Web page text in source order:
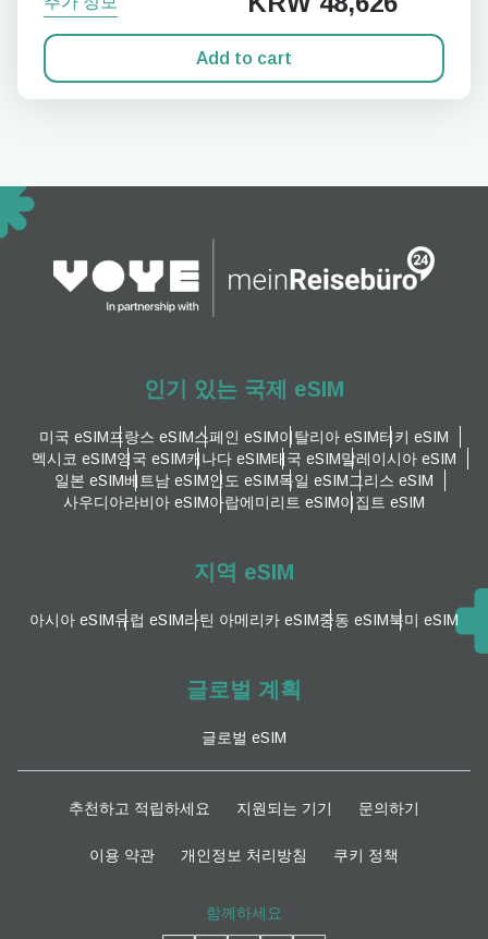
Add to cart
인기 있는 국제 eSIM
미국 eSIM프랑스 eSIM스페인 eSIM이탈리아 eSIM터키 eSIM
멕시코 eSIM영국 eSIM캐나다 eSIM태국 eSIM말레이시아 eSIM
일본 eSIM베트남 eSIM인도 eSIM독일 eSIM그리스 eSIM
사우디아라비아 eSIM아랍에미리트 eSIM이집트 eSIM
지역 eSIM
아시아 eSIM유럽 ​​eSIM라틴 아메리카 eSIM중동 eSIM북미 eSIM
글로벌 계획
글로벌 eSIM
추천하고 적립하세요 지원되는 기기 문의하기
이용 약관 개인정보 처리방침 쿠키 정책
함께하세요